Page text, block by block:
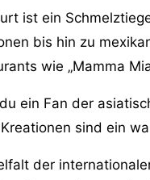
ist ein
bis hin zu
wie „Mamma
ein Fan der
sind ein
der